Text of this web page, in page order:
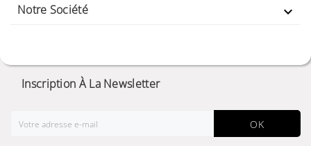
Notre Société 
Inscription À La Newsletter
OK